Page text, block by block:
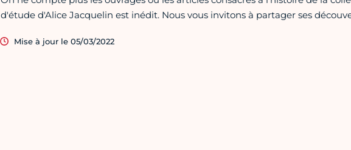
d'étude d'Alice Jacquelin est inédit. Nous vous invitons à partager ses
Mise à jour le 05/03/2022